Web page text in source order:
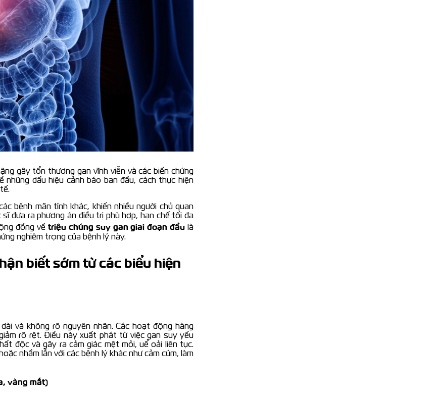
gây tổn thương gan vĩnh viễn và các biến chứng
dấu hiệu cảnh báo ban đầu, cách thực hiện
bệnh mãn tính khác, khiến nhiều người chủ quan
đưa ra phương án điều trị phù hợp, hạn chế tối đa
đồng về triệu chứng suy gan giai đoạn đầu là
nghiêm trọng của bệnh lý này.
biết sớm từ các biểu hiện
và không rõ nguyên nhân. Các hoạt động hàng
rõ rệt. Điều này xuất phát từ việc gan suy yếu
độc và gây ra cảm giác mệt mỏi, uể oải liên tục.
nhầm lẫn với các bệnh lý khác như cảm cúm, làm
vàng mắt)